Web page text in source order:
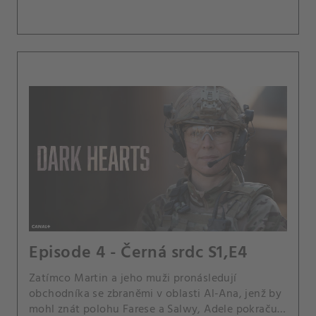
Episode 4 - Černá srdc S1,E4
Zatímco Martin a jeho muži pronásledují
obchodníka se zbraněmi v oblasti Al-Ana, jenž by
mohl znát polohu Farese a Salwy, Adele pokračuje